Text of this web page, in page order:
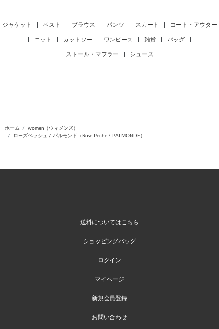
ジャケット ベスト ブラウス パンツ スカート コート・アウター
ニット カットソー ワンピース 雑貨 バッグ
ストール・マフラー シューズ
ホーム
women（ウィメンズ）
ローズペッシュ / パルモンド（Rose Peche / PALMONDE）
送料についてはこちら
ショッピングバッグ
ログイン
マイページ
新規会員登録
お問い合わせ